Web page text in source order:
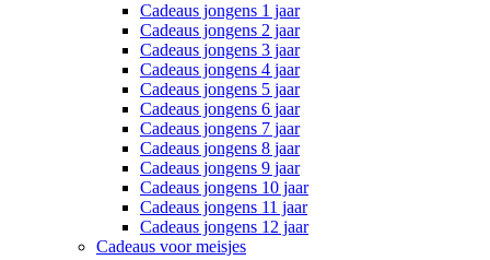
Cadeaus jongens 1 jaar
Cadeaus jongens 2 jaar
Cadeaus jongens 3 jaar
Cadeaus jongens 4 jaar
Cadeaus jongens 5 jaar
Cadeaus jongens 6 jaar
Cadeaus jongens 7 jaar
Cadeaus jongens 8 jaar
Cadeaus jongens 9 jaar
Cadeaus jongens 10 jaar
Cadeaus jongens 11 jaar
Cadeaus jongens 12 jaar
Cadeaus voor meisjes